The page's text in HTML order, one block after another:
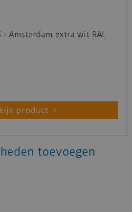
Amsterdam extra wit RAL
product
toevoegen